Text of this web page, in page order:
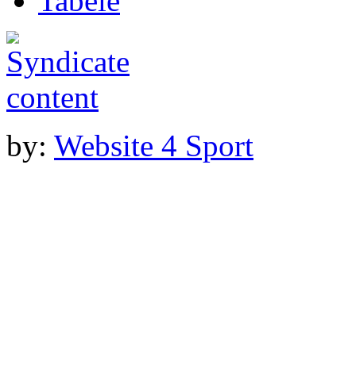
by: Website 4 Sport